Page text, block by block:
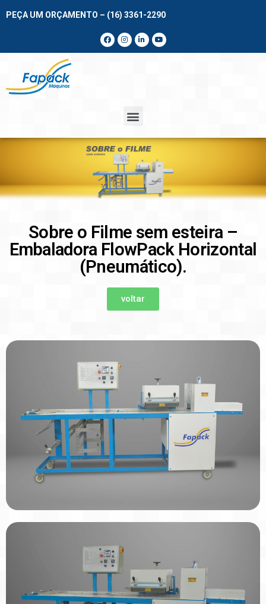
PEÇA UM ORÇAMENTO – (16) 3361-2290
Sobre o Filme sem esteira –
Embaladora FlowPack Horizontal
(Pneumático).
voltar